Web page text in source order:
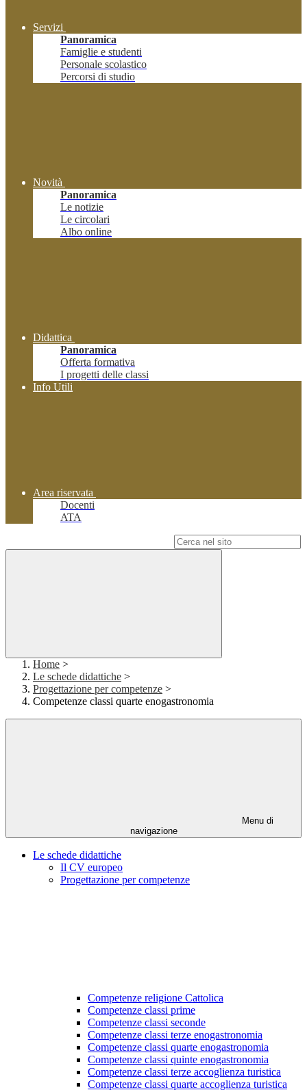
Servizi
Panoramica
Famiglie e studenti
Personale scolastico
Percorsi di studio
Novità
Panoramica
Le notizie
Le circolari
Albo online
Didattica
Panoramica
Offerta formativa
I progetti delle classi
Info Utili
Area riservata
Docenti
ATA
Home >
Le schede didattiche >
Progettazione per competenze >
Competenze classi quarte enogastronomia
Menu di
navigazione
Le schede didattiche
Il CV europeo
Progettazione per competenze
Competenze religione Cattolica
Competenze classi prime
Competenze classi seconde
Competenze classi terze enogastronomia
Competenze classi quarte enogastronomia
Competenze classi quinte enogastronomia
Competenze classi terze accoglienza turistica
Competenze classi quarte accoglienza turistica